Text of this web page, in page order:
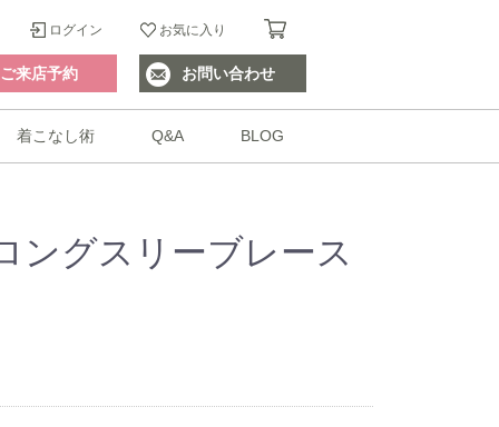
ログイン お気に入り
ご来店予約 お問い合わせ
着こなし術 Q&A BLOG
ングスリーブレース